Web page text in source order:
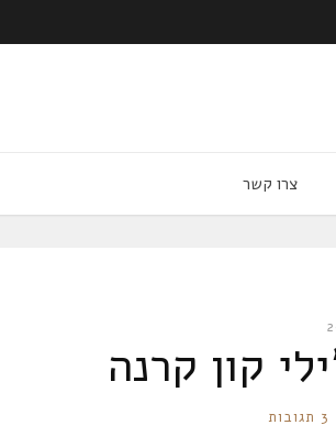
צרו קשר
קון קרנה
3 תגובות